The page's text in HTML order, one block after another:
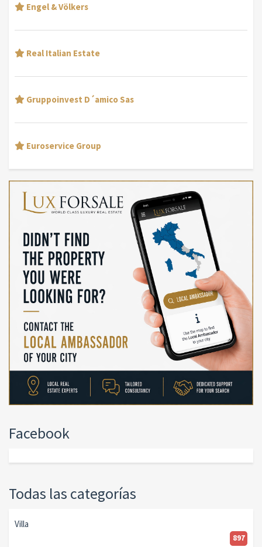
Engel & Völkers
Real Italian Estate
Gruppoinvest D´amico Sas
Euroservice Group
Facebook
Todas las categorías
Villa
897